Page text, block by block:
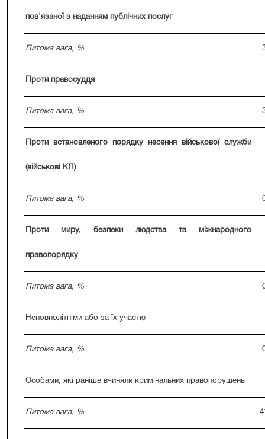
пов'язаної з наданням публічних послуг
Питома вага, %
Проти правосуддя
Питома вага, %
Проти встановленого порядку несення військової служби
(військові КП)
Питома вага, %
Проти миру, безпеки людства та міжнародного
правопорядку
Питома вага, %
Неповнолітніми або за їх участю
Питома вага, %
Особами, які раніше вчиняли кримінальних правопорушень
Питома вага, %